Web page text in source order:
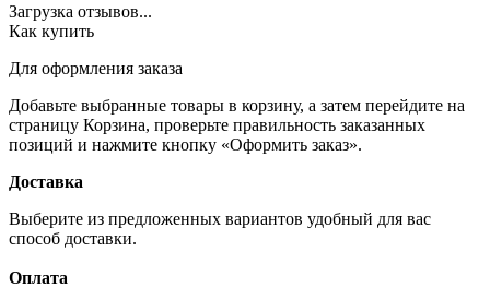
Загрузка отзывов...
Как купить
Для оформления заказа
Добавьте выбранные товары в корзину, а затем перейдите на
страницу Корзина, проверьте правильность заказанных
позиций и нажмите кнопку «Оформить заказ».
Доставка
Выберите из предложенных вариантов удобный для вас
способ доставки.
Оплата